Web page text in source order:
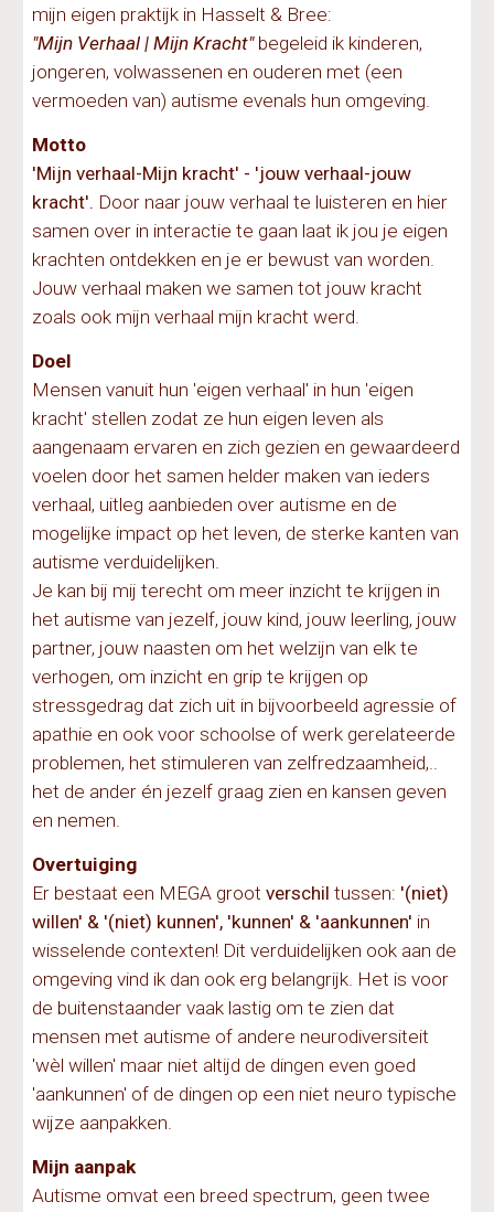
mijn eigen praktijk in Hasselt & Bree:
"Mijn Verhaal | Mijn Kracht"begeleid ik kinderen,
jongeren, volwassenen en ouderen met (een
vermoeden van) autisme evenals hun omgeving.
Motto
'Mijn verhaal-Mijn kracht' - 'jouw verhaal-jouw
kracht'. Door naar jouw verhaal te luisteren en hier
samen over in interactie te gaan laat ik jou je eigen
krachten ontdekken en je er bewust van worden.
Jouw verhaal maken we samen tot jouw kracht
zoals ook mijn verhaal mijn kracht werd.
Doel
Mensen vanuit hun 'eigen verhaal' in hun 'eigen
kracht' stellen zodat ze hun eigen leven als
aangenaam ervaren en zich gezien en gewaardeerd
voelen door het samen helder maken van ieders
verhaal, uitleg aanbieden over autisme en de
mogelijke impact op het leven, de sterke kanten van
autismeverduidelijken
Je kan bij mij terecht om meer inzicht te krijgen in
het autisme van jezelf, jouw kind, jouw leerling, jouw
partner, jouw naasten om het welzijn van elk te
verhogen, om inzicht en grip te krijgen op
stressgedrag dat zich uit in bijvoorbeeld agressie of
apathie en ook voor schoolse of werk gerelateerde
problemen, het stimuleren van zelfredzaamheid,..
het de ander én jezelf graag zien en kansen geven
en nemen.
Overtuiging
Er bestaat een MEGA grootverschil tussen: '(niet)
willen' & '(niet) kunnen', 'kunnen' & 'aankunnen' in
wisselende contexten! Dit verduidelijken ook aan de
omgeving vind ik dan ook erg belangrijk. Het is voor
de buitenstaander vaak lastig om te zien dat
mensen met autisme of andere neurodiversiteit
'wèl willen' maar niet altijd de dingen even goed
'aankunnen' of de dingen op een niet neuro typische
wijze aanpakken.
Mijn aanpak
Autisme omvat een breed spectrum, geen twee